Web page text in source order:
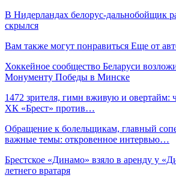
В Нидерландах белорус-дальнобойщик
скрылся
Вам также могут понравиться Еще от
Хоккейное сообщество Беларуси
Монументу Победы в Минске
1472 зрителя, гимн вживую и овертайм:
ХК «Брест» против…
Обращение к болельщикам, главный
важные темы: откровенное интервью…
Брестское «Динамо» взяло в аренду у
летнего вратаря